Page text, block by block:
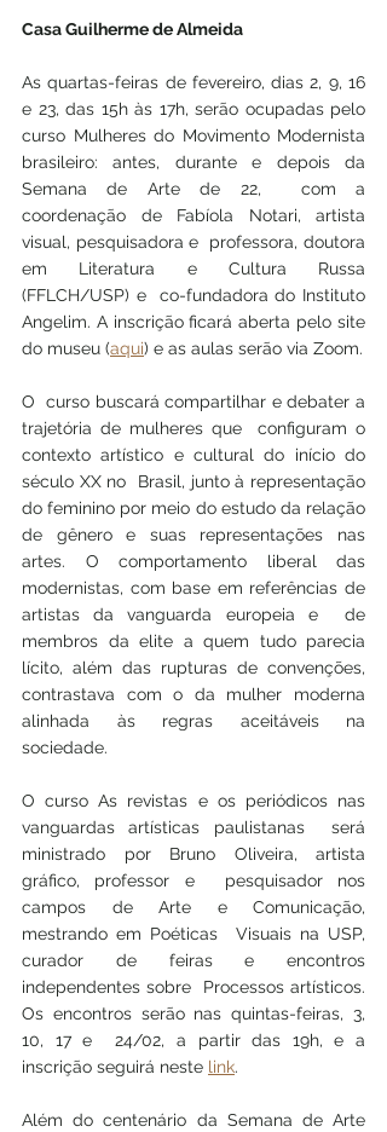
Casa Guilherme de Almeida
As quartas-feiras de fevereiro, dias 2, 9, 16
e 23, das 15h às 17h, serão ocupadas pelo
curso Mulheres do Movimento Modernista
brasileiro: antes, durante e depois da
Semana de Arte de 22,  com a
coordenação de Fabíola Notari, artista
visual, pesquisadora e  professora, doutora
em Literatura e Cultura Russa
(FFLCH/USP) e  co-fundadora do Instituto
Angelim. A inscrição ficará aberta pelo site
do museu (aqui
O  curso buscará compartilhar e debater a
trajetória de mulheres que  configuram o
contexto artístico e cultural do início do
século XX no  Brasil, junto à representação
do feminino por meio do estudo da relação
de gênero e suas representações nas
artes. O comportamento liberal das
modernistas, com base em referências de
artistas da vanguarda europeia e  de
membros da elite a quem tudo parecia
lícito, além das rupturas de convenções,
contrastava com o da mulher moderna
alinhada às regras aceitáveis na
sociedade.
O curso As revistas e os periódicos nas
vanguardas artísticas paulistanas  será
ministrado por Bruno Oliveira, artista
gráfico, professor e  pesquisador nos
campos de Arte e Comunicação,
mestrando em Poéticas  Visuais na USP,
curador de feiras e encontros
independentes sobre  Processos artísticos.
Os encontros serão nas quintas-feiras, 3,
10, 17 e  24/02, a partir das 19h, e a
inscrição seguirá neste link.
Além do centenário da Semana de Arte